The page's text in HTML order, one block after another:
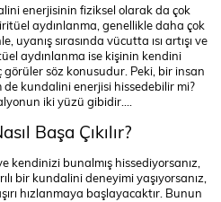
enerjisinin fiziksel olarak da çok
aydınlanma, genellikle daha çok
uyanış sırasında vücutta ısı artışı ve
aydınlanma ise kişinin kendini
söz konusudur. Peki, bir insan
kundalini enerjisi hissedebilir mi?
iki yüzü gibidir….
Başa Çıkılır?
kendinizi bunalmış hissediyorsanız,
bir kundalini deneyimi yaşıyorsanız,
hızlanmaya başlayacaktır. Bunun